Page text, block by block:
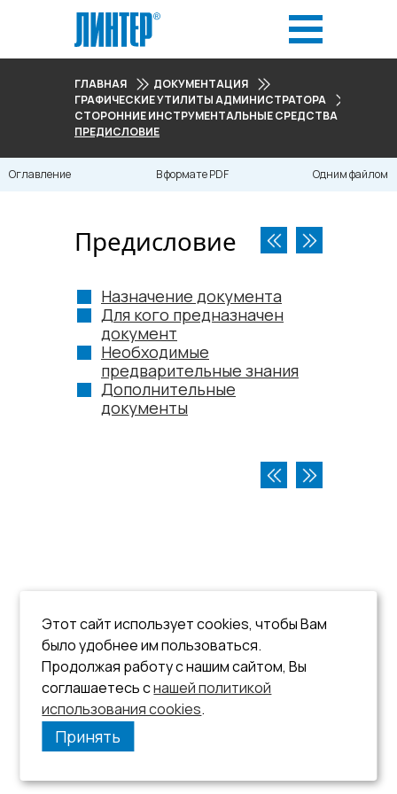
ГЛАВНАЯ
ДОКУМЕНТАЦИЯ
ГРАФИЧЕСКИЕ УТИЛИТЫ АДМИНИСТРАТОРА
СТОРОННИЕ ИНСТРУМЕНТАЛЬНЫЕ СРЕДСТВА ДЛЯ
ПРЕДИСЛОВИЕ
Оглавление В формате PDF Одним файлом
Предисловие
Назначение документа
Для кого предназначен
документ
Необходимые
предварительные знания
Дополнительные
документы
Этот сайт использует cookies, чтобы Вам
было удобнее им пользоваться.
Продолжая работу с нашим сайтом, Вы
соглашаетесь снашей политикой
использования cookies.
Принять